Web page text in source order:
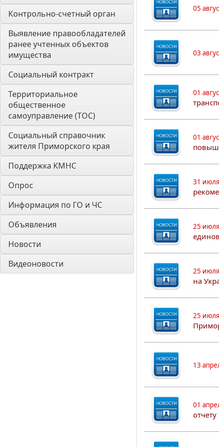
Контрольно-счетный орган
Выявление правообладателей
ранее учтенных объектов
имущества
Социальный контракт
Территориальное
общественное
самоуправление (ТОС)
Социальный справочник
жителя Приморского края
Поддержка КМНС
Опрос
Информация по ГО и ЧС
Объявления
Новости
Видеоновости
05
03
01
01
31
25
25
на
25
13
01